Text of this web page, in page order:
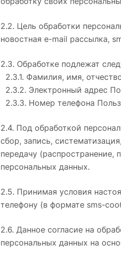
2.2. Цель обработки
новостная e-mail рассылка,
2.3. Обработке подлежат
2.3.1. Фамилия, имя,
2.3.2. Электронный адрес
2.3.3. Номер телефона
2.4. Под обработкой
сбор, запись,
передачу (распространение,
персональных данных.
2.5. Принимая условия
телефону (в формате sms-
2.6. Данное согласие на
персональных данных на